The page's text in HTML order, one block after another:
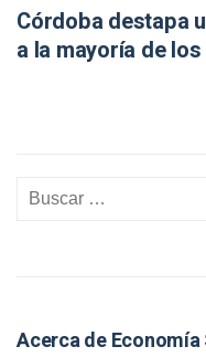
Córdoba destapa
a la mayoría de
Acerca de